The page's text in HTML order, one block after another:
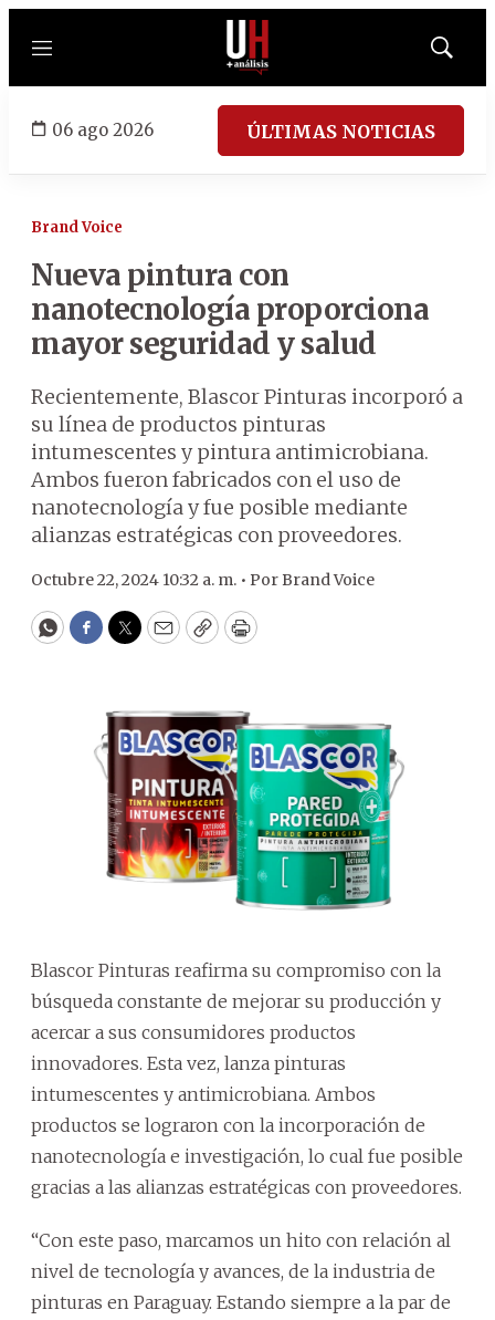
Menú
Mostrar
06 ago 2026 ÚLTIMAS NOTICIAS
Brand Voice
Nueva pintura con
nanotecnología proporciona
mayor seguridad y salud
Recientemente, Blascor Pinturas incorporó a
su línea de productos pinturas
intumescentes y pintura antimicrobiana.
Ambos fueron fabricados con el uso de
nanotecnología y fue posible mediante
alianzas estratégicas con proveedores.
Octubre 22, 2024 10:32 a. m. • PorBrand Voice
WhatsApp
Facebook
Twitter
EmailCopyPrint
Blascor Pinturas reafirma su compromiso con la
búsqueda constante de mejorar su producción y
acercar a sus consumidores productos
innovadores. Esta vez, lanza pinturas
intumescentes y antimicrobiana. Ambos
productos se lograron con la incorporación de
nanotecnología e investigación, lo cual fue posible
gracias a las alianzas estratégicas con proveedores.
“Con este paso, marcamos un hito con relación al
nivel de tecnología y avances, de la industria de
pinturas en Paraguay. Estando siempre a la par de